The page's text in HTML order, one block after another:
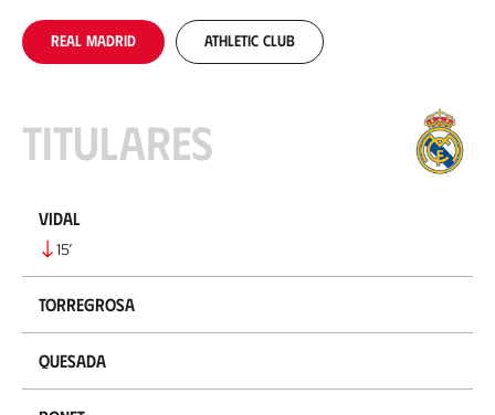
Real Madrid Athletic Club
Titulares
Vidal
15’
Torregrosa
Quesada